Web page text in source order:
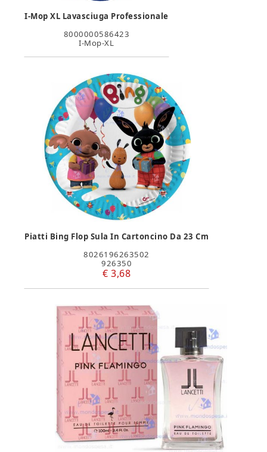
I-Mop XL Lavasciuga Professionale
8000000586423
I-Mop-XL
Piatti Bing Flop Sula In Cartoncino Da 23 Cm
8026196263502
926350
€ 3,68